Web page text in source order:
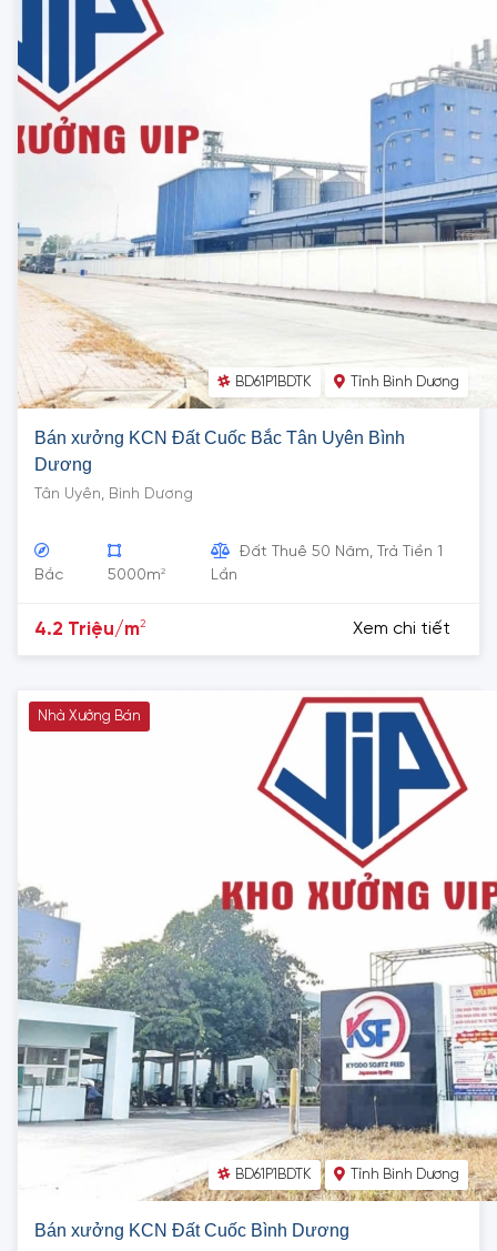
BD61P1BDTK Tỉnh Bình Dương
Bán xưởng KCN Đất Cuốc Bắc Tân Uyên Bình
Dương
Tân Uyên, Bình Dương
Bắc 5000m2
Đất Thuê 50 Năm, Trả Tiền 1
Lần
4.2 Triệu/m2 Xem chi tiết
Nhà Xưởng Bán
BD61P1BDTK Tỉnh Bình Dương
Bán xưởng KCN Đất Cuốc Bình Dương